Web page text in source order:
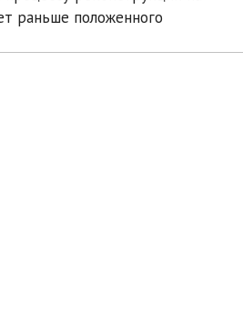
раньше положенного